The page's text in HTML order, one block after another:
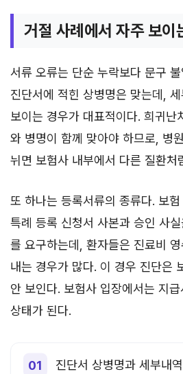
거절 사례에서 자주 보이
서류 오류는 단순 누락보다 문구
진단서에 적힌 상병명은 맞는데,
보이는 경우가 대표적이다. 희귀난
와 병명이 함께 맞아야 하므로, 병
뉘면 보험사 내부에서 다른 질환처
또 하나는 등록서류의 종류다. 보
특례 등록 신청서 사본과 승인 사
를 요구하는데, 환자들은 진료비
내는 경우가 많다. 이 경우 진단은
안 보인다. 보험사 입장에서는 지
상태가 된다.
진단서 상병명과 세부내